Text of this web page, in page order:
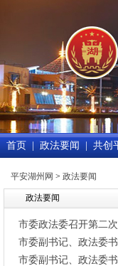
首页 政法要闻 共创
平安湖州网 > 政法要闻
政法要闻
市委政法委召开第二
市委副书记、政法委
市委副书记、政法委